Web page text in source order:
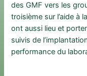
des GMF vers les
troisième sur l’aide à
ont aussi lieu et
suivis de
performance du